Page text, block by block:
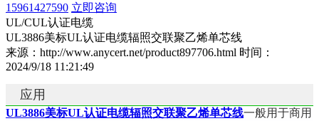
15961427590 立即咨询
UL/CUL认证电缆
UL3886美标UL认证电缆辐照交联聚乙烯单芯线
来源：http://www.anycert.net/product897706.html 时间：
2024/9/18 11:21:49
应用
UL3886美标UL认证电缆辐照交联聚乙烯单芯线一般用于商用